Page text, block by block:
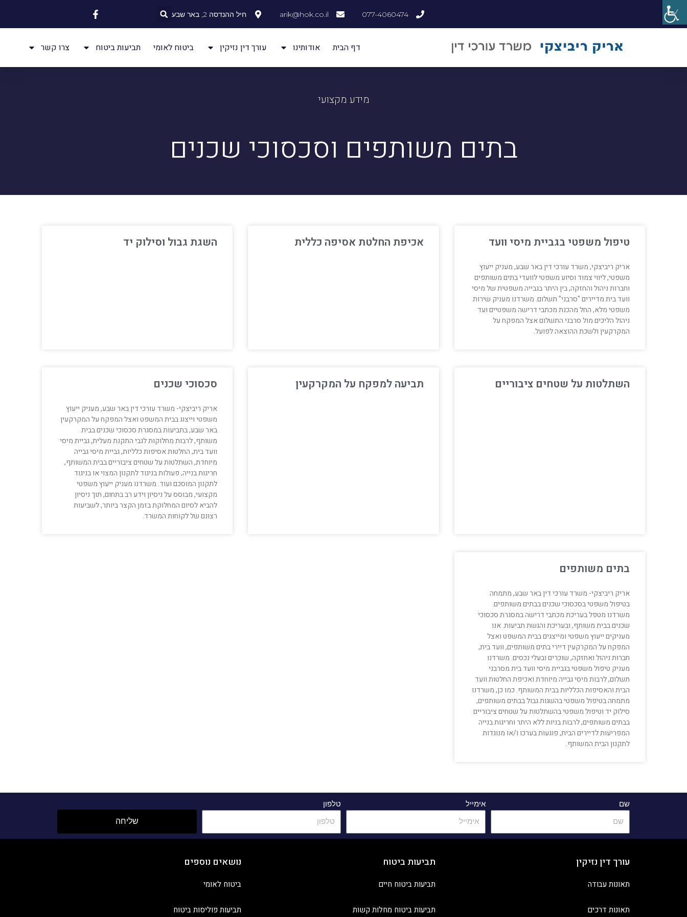
077-4060474
arik@hok.co.il חיל ההנדסה 2, באר שבע
דף הבית אודותינו עורך דין נזיקין ביטוח לאומי תביעות ביטוח צרו קשר
מידע מקצועי
בתים משותפים וסכסוכי שכנים
טיפול משפטי בגביית מיסי וועד
אריק ריביצקי, משרד עורכי דין באר שבע, מעניק ייעוץ
משפטי, ליווי צמוד וסיוע משפטי לוועדי בתים משותפים
וחברות ניהול והחזקה, בין היתר בגבייה משפטית של מיסי
וועד בית מדיירים "סרבני" תשלום. משרדנו מעניק שירות
משפטי מלא, החל מהכנת מכתבי דרישה משפטיים ועד
ניהול הליכים מול סרבני התשלום אצל המפקח על
המקרקעין ולשכת ההוצאה לפועל.
אכיפת החלטת אסיפה כללית השגת גבול וסילוק יד
השתלטות על שטחים ציבוריים תביעה למפקח על המקרקעין סכסוכי שכנים
אריק ריביצקי- משרד עורכי דין באר שבע, מעניק ייעוץ
משפטי וייצוג בבית המשפט ואצל המפקח על המקרקעין
באר שבע, בתביעות במסגרת סכסוכי שכנים בבית
משותף, לרבות מחלוקות לגבי התקנת מעלית, גביית מיסי
וועד בית, החלטות אסיפות כלליות, גביית מיסי גבייה
מיוחדת, השתלטות על שטחים ציבוריים בבית המשותף,
חריגות בנייה, פעולות בניגוד לתקנון המצוי או בניגוד
לתקנון המוסכם ועוד. משרדנו מעניק ייעוץ משפטי
מקצועי, מבוסס על ניסיון וידע רב בתחום, תוך ניסיון
להביא לסיום המחלוקת בזמן הקצר ביותר, לשביעות
רצונם של לקוחות המשרד.
בתים משותפים
אריק ריביצקי- משרד עורכי דין באר שבע, מתמחה
בטיפול משפטי בסכסוכי שכנים בבתים משותפים.
משרדנו מטפל בעריכת מכתבי דרישה במסגרת סכסוכי
שכנים בבית משותף, ובעריכת והגשת תביעות. אנו
מעניקים ייעוץ משפטי ומייצגים בבית המשפט ואצל
המפקח על המקרקעין דיירי בתים משותפים, וועד בית,
חברות ניהול ואחזקה, שוכרים ובעלי נכסים. משרדנו
מעניק טיפול משפטי בגביית מיסי וועד בית מסרבני
תשלום, לרבות מיסי גבייה מיוחדת ואכיפת החלטות וועד
הבית והאסיפות הכלליות בבית המשותף. כמו כן, משרדנו
מתמחה בטיפול משפטי בהשגות גבול בבתים משותפים,
סילוק יד וטיפול משפטי בהשתלטות על שטחים ציבוריים
בבתים משותפים, לרבות בניות ללא היתר וחריגות בנייה
המפריעות לדיירים הבית, פוגעות בערכו ו/או מנוגדות
לתקנון הבית המשותף.
שם אימייל טלפון
שליחה
עורך דין נזיקין
תאונות עבודה
תאונות דרכים
תביעות ביטוח
תביעות ביטוח חיים
תביעות ביטוח מחלות קשות
נושאים נוספים
ביטוח לאומי
תביעות פוליסות ביטוח